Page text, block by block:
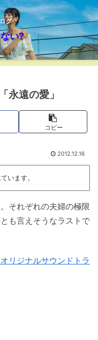
グ
い?
永遠の愛」
コピー
2012.12.16
います。
それぞれの夫婦の極限
も言えそうなラストで
リジナルサウンドトラ